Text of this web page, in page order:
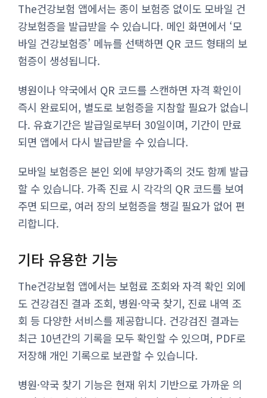
The건강보험 앱에서는 종이 보험증 없이도 모바일 건
강보험증을 발급받을 수 있습니다. 메인 화면에서 ‘모
바일 건강보험증’ 메뉴를 선택하면 QR 코드 형태의 보
험증이 생성됩니다.
병원이나 약국에서 QR 코드를 스캔하면 자격 확인이
즉시 완료되어, 별도로 보험증을 지참할 필요가 없습니
다. 유효기간은 발급일로부터 30일이며, 기간이 만료
되면 앱에서 다시 발급받을 수 있습니다.
모바일 보험증은 본인 외에 부양가족의 것도 함께 발급
할 수 있습니다. 가족 진료 시 각각의 QR 코드를 보여
주면 되므로, 여러 장의 보험증을 챙길 필요가 없어 편
리합니다.
기타 유용한 기능
The건강보험 앱에서는 보험료 조회와 자격 확인 외에
도 건강검진 결과 조회, 병원·약국 찾기, 진료 내역 조
회 등 다양한 서비스를 제공합니다. 건강검진 결과는
최근 10년간의 기록을 모두 확인할 수 있으며, PDF로
저장해 개인 기록으로 보관할 수 있습니다.
병원·약국 찾기 기능은 현재 위치 기반으로 가까운 의